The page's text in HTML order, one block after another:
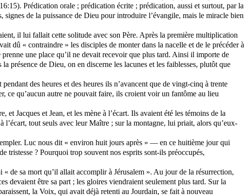
Prédication orale ; prédication écrite ; prédication, aussi et surtout, par la
de la puissance de Dieu pour introduire l’évangile, mais le miracle bien
il lui fallait cette solitude avec son Père. Après la première multiplication
dû « contraindre » les disciples de monter dans la nacelle et de le précéder à
une place qu’il ne devait recevoir que plus tard. Ainsi il importe de
présence de Dieu, on en discerne les lacunes et les faiblesses, plutôt que
des heures et des heures ils n’avancent que de vingt-cinq à trente
ce qu’aucun autre ne pouvait faire, ils croient voir un fantôme au lieu
et Jacques et Jean, et les mène à l’écart. Ils avaient été les témoins de la
tout seuls avec leur Maître ; sur la montagne, lui priait, alors qu’eux-
Luc nous dit « environ huit jours après » — en ce huitième jour qui
tristesse ? Pourquoi trop souvent nos esprits sont-ils préoccupés,
de sa mort qu’il allait accomplir à Jérusalem ». Au jour de la résurrection,
devaient être sa part ; les gloires viendraient seulement plus tard. Sur la
la Voix, qui avait déjà retenti au Jourdain, se fait à nouveau